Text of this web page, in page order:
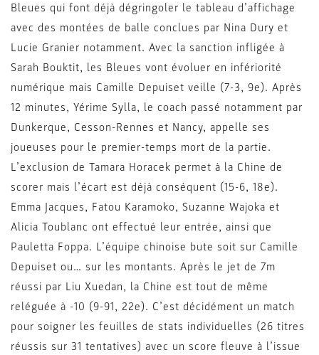
Bleues qui font déjà dégringoler le tableau d’affichage
avec des montées de balle conclues par Nina Dury et
Lucie Granier notamment. Avec la sanction infligée à
Sarah Bouktit, les Bleues vont évoluer en infériorité
numérique mais Camille Depuiset veille (7-3, 9e). Après
12 minutes, Yérime Sylla, le coach passé notamment par
Dunkerque, Cesson-Rennes et Nancy, appelle ses
joueuses pour le premier-temps mort de la partie.
L’exclusion de Tamara Horacek permet à la Chine de
scorer mais l’écart est déjà conséquent (15-6, 18e).
Emma Jacques, Fatou Karamoko, Suzanne Wajoka et
Alicia Toublanc ont effectué leur entrée, ainsi que
Pauletta Foppa. L’équipe chinoise bute soit sur Camille
Depuiset ou… sur les montants. Après le jet de 7m
réussi par Liu Xuedan, la Chine est tout de même
reléguée à -10 (9-91, 22e). C’est décidément un match
pour soigner les feuilles de stats individuelles (26 titres
réussis sur 31 tentatives) avec un score fleuve à l’issue